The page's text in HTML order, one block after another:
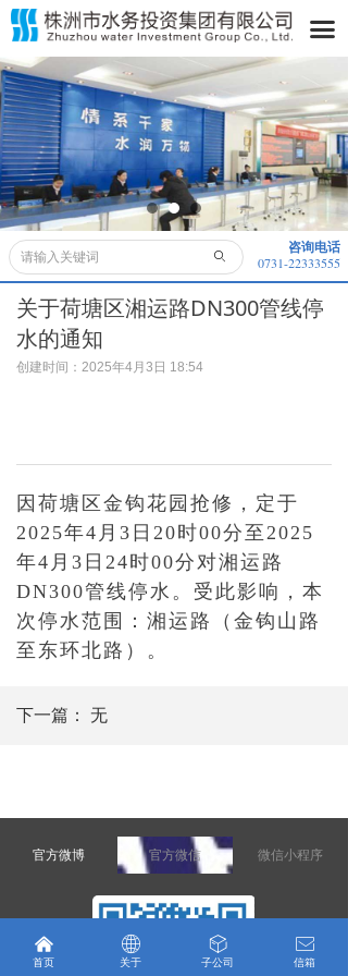
끀
首页
关于我们
水务动态
水务公开
业务领域
便民服务
采购信息
子公司
ꄙ
咨询电话
0731-22333555
关于荷塘区湘运路DN300管线停
水的通知
创建时间： 2025年4月3日 18:54
因荷塘区金钩花园抢修，定于
2025年4月3日20时00分至2025
年4月3日24时00分对湘运路
DN300管线停水。受此影响，本
次停水范围：湘运路（金钩山路
至东环北路）。
下一篇： 无
낀
首页
ꄓ
关于
ꁦ
子公司
ꂘ
信箱
官方微博 官方微信 微信小程序